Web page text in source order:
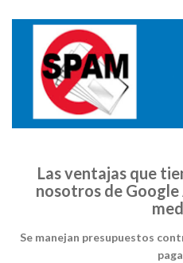
Las ventajas que
nosotros de
Se manejan presupuestos